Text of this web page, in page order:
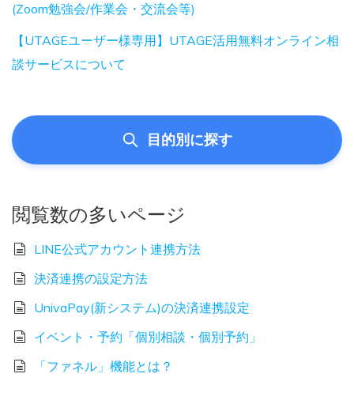
(Zoom勉強会/作業会・交流会等)
【UTAGEユーザー様専用】UTAGE活用無料オンライン相
談サービスについて
目的別に探す
閲覧数の多いページ
LINE公式アカウント連携方法
決済連携の設定方法
UnivaPay(新システム)の決済連携設定
イベント・予約「個別相談・個別予約」
「ファネル」機能とは？